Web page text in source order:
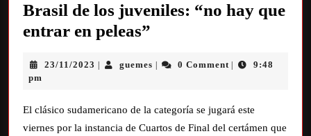
Brasil de los juveniles: “no hay que
entrar en peleas”
23/11/2023 guemes 0 Comment
9:48
pm
El clásico sudamericano de la categoría se jugará este
viernes por la instancia de Cuartos de Final del certámen que